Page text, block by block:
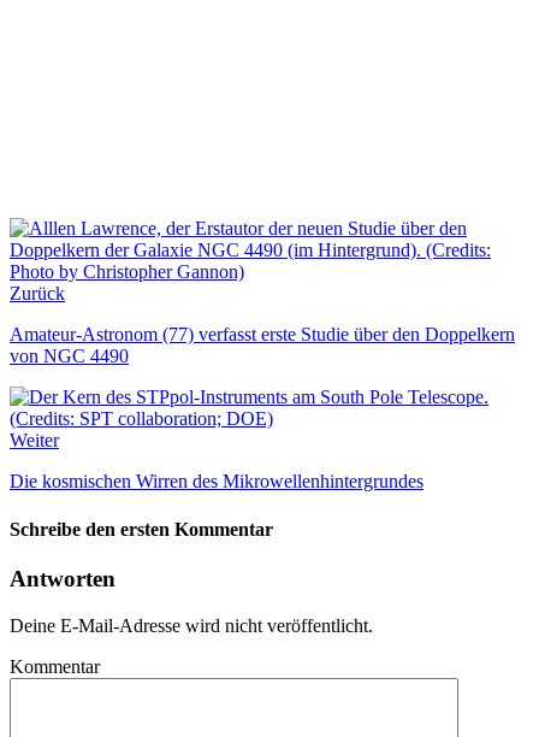
Zurück
Amateur-Astronom (77) verfasst erste Studie über den Doppelkern
von NGC 4490
Weiter
Die kosmischen Wirren des Mikrowellenhintergrundes
Schreibe den ersten Kommentar
Antworten
Deine E-Mail-Adresse wird nicht veröffentlicht.
Kommentar